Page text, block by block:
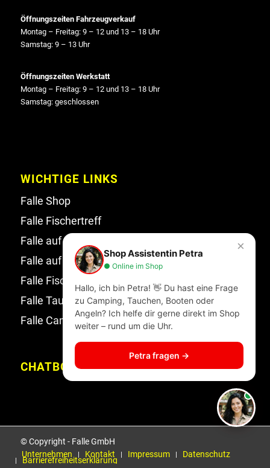
Öffnungszeiten Fahrzeugverkauf
Montag – Freitag: 9 – 12 und 13 – 18 Uhr
Samstag: 9 – 13 Uhr
Öffnungszeiten Werkstatt
Montag – Freitag: 9 – 12 und 13 – 18 Uhr
Samstag: geschlossen
WICHTIGE LINKS
Falle Shop
Falle Fischertreff
Falle auf Facebook
Falle auf Instagram
Falle Fischertreff auf Facebook
Falle Tauchsport auf Facebook
Falle Campingwelt Katalog
CHATBOT
© Copyright - Falle GmbH
Unternehmen
Kontakt Impressum Datenschutz
Barrierefreiheitserklärung
×
Shop Assistentin Petra
● Online im Shop
Hallo, ich bin Petra! 👋 Du hast eine Frage
zu Camping, Tauchen, Booten oder
Angeln? Ich helfe dir gerne direkt im Shop
weiter – rund um die Uhr.
Petra fragen →